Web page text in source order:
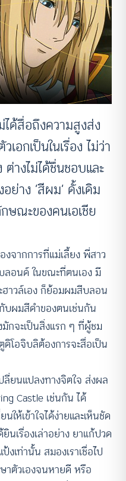
ด้สื่อถึงความสูงส่ง
อกเป็นในเรื่อง ไม่ว่า
างไม่ได้ชื่นชอบและ
ย่าง ‘สีผม’ ดั้งเดิม
ษณะของคนเอเชีย
งจากการที่แม่เลี้ยง พี่สาว
ลอนด์ ในขณะที่ตนเอง มี
ฮาวล์เอง ก็ย้อมผมสีบลอน
ผมสีดำของตนเช่นกัน
กจะเป็นสิ่งแรก ๆ ที่ผู้ชม
ดิโอจิบลิต้องการจะสื่อเป็น
ลี่ยนแปลงทางจิตใจ ส่งผล
Castle เช่นกัน ได้
ห้เข้าใจได้ง่ายและเห็นชัด
นเรื่องเล่าอย่าง ยาแก้ปวด
งเท่านั้น สมองเราเชื่อไป
ษาตัวเองจนหายดี หรือ